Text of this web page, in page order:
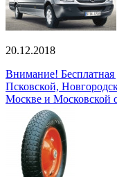
20.12.2018
Внимание! Бесплатная
Псковской,
Москве и Московской